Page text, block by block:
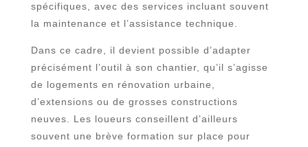
spécifiques, avec des services incluant souvent
la maintenance et l’assistance technique.
Dans ce cadre, il devient possible d’adapter
précisément l’outil à son chantier, qu’il s’agisse
de logements en rénovation urbaine,
d’extensions ou de grosses constructions
neuves. Les loueurs conseillent d’ailleurs
souvent une brève formation sur place pour